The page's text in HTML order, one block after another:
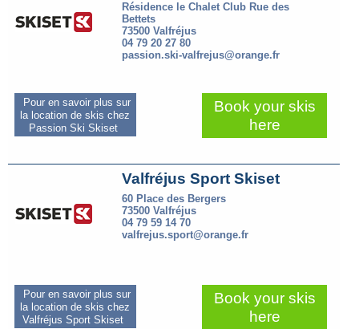
Résidence le Chalet Club Rue des
Bettets
73500 Valfréjus
04 79 20 27 80
passion.ski-valfrejus@orange.fr
Pour en savoir plus sur
la location de skis chez
Passion Ski Skiset
Book your skis
here
Valfréjus Sport Skiset
60 Place des Bergers
73500 Valfréjus
04 79 59 14 70
valfrejus.sport@orange.fr
Pour en savoir plus sur
la location de skis chez
Valfréjus Sport Skiset
Book your skis
here